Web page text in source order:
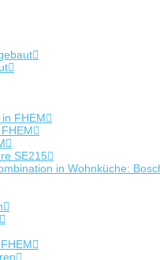
FHEM
SE215
in Wohnküche: